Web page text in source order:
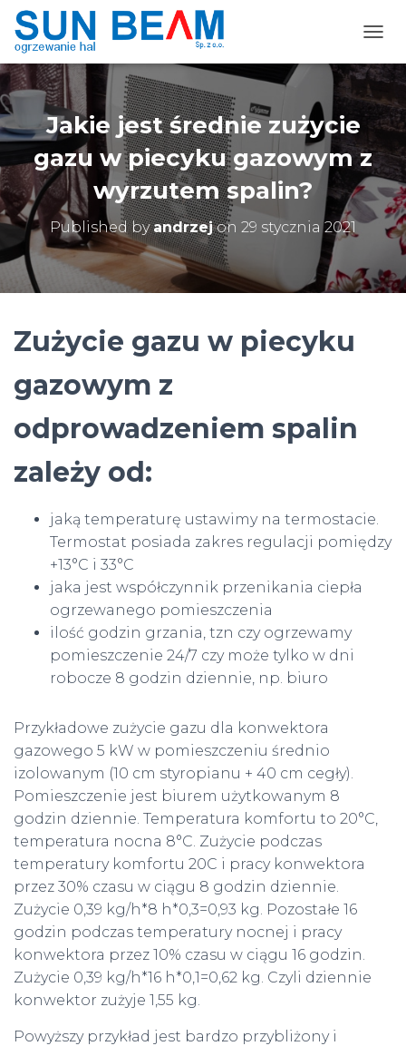
Jakie jest średnie zużycie
gazu w piecyku gazowym z
wyrzutem spalin?
Published byandrzejon 29 stycznia 2021
Zużycie gazu w piecyku
gazowym z
odprowadzeniem spalin
zależy od:
jaką temperaturę ustawimy na termostacie.
Termostat posiada zakres regulacji pomiędzy
+13°C i 33°C
jaka jest współczynnik przenikania ciepła
ogrzewanego pomieszczenia
ilość godzin grzania, tzn czy ogrzewamy
pomieszczenie 24/7 czy może tylko w dni
robocze 8 godzin dziennie, np. biuro
Przykładowe zużycie gazu dla konwektora
gazowego 5 kW w pomieszczeniu średnio
izolowanym (10 cm styropianu + 40 cm cegły).
Pomieszczenie jest biurem użytkowanym 8
godzin dziennie. Temperatura komfortu to 20°C,
temperatura nocna 8°C. Zużycie podczas
temperatury komfortu 20C i pracy konwektora
przez 30% czasu w ciągu 8 godzin dziennie.
Zużycie 0,39 kg/h*8 h*0,3=0,93 kg. Pozostałe 16
godzin podczas temperatury nocnej i pracy
konwektora przez 10% czasu w ciągu 16 godzin.
Zużycie 0,39 kg/h*16 h*0,1=0,62 kg. Czyli dziennie
konwektor zużyje 1,55 kg.
Powyższy przykład jest bardzo przybliżony i